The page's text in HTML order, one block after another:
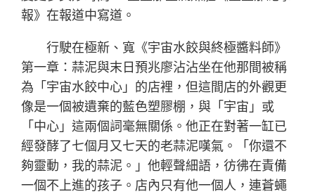
報》在報道中寫道。
行駛在極新、寬《宇宙水餃與終極醬料師》
第一章：蒜泥與末日預兆廖沾沾坐在他那間被稱
為「宇宙水餃中心」的店裡，但這間店的外觀更
像是一個被遺棄的藍色塑膠棚，與「宇宙」或
「中心」這兩個詞毫無關係。他正在對著一缸已
經發酵了七個月又七天的老蒜泥嘆氣。「你還不
夠靈動，我的蒜泥。」他輕聲細語，彷彿在責備
一個不上進的孩子。店內只有他一個人，連蒼蠅